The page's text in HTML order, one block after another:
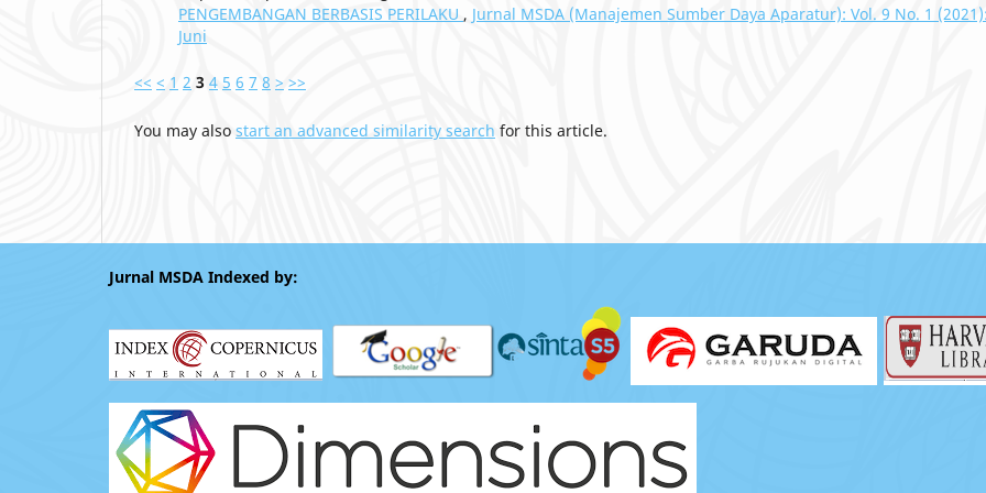
PENGEMBANGAN BERBASIS PERILAKU , Jurnal MSDA (Manajemen Sumber Daya Aparatur): Vol. 9 No. 1
Juni
<< < 1 2 3 4 5 6 7 8 > >>
You may also start an advanced similarity search for this article.
Jurnal MSDA Indexed by: